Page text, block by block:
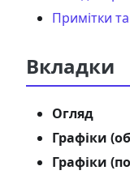
Примітки
Вкладки
Огляд
Графіки
Графіки